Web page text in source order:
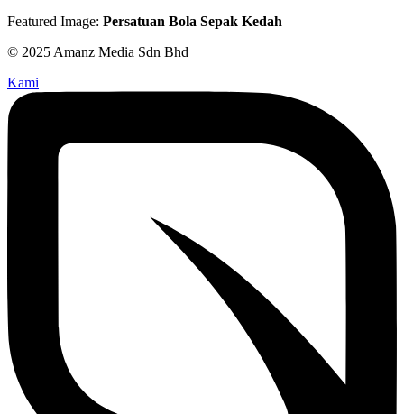
Featured Image: Persatuan Bola Sepak Kedah
© 2025 Amanz Media Sdn Bhd
Kami